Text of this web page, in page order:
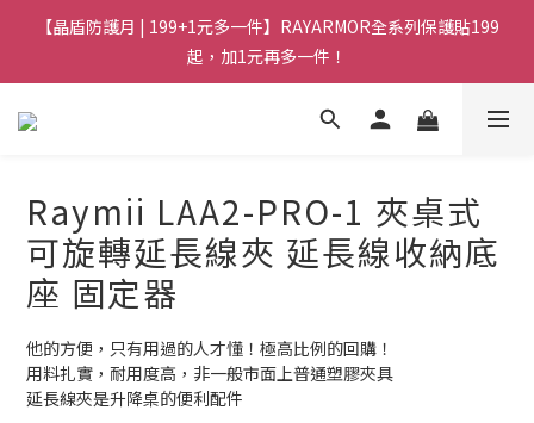
【晶盾防護月 | 199+1元多一件】RAYARMOR全系列保護貼199
起，加1元再多一件！
Raymii LAA2-PRO-1 夾桌式
可旋轉延長線夾 延長線收納底
座 固定器
他的方便，只有用過的人才懂！極高比例的回購！
用料扎實，耐用度高，非一般市面上普通塑膠夾具
延長線夾是升降桌的便利配件